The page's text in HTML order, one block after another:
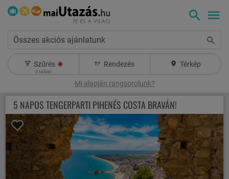
Összes akciós ajánlatunk
Szűrés
3 találat
Rendezés Térkép
Mi alapján rangsorolunk?
5 NAPOS TENGERPARTI PIHENÉS COSTA BRAVÁN!